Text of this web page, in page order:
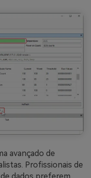
avançado de
Profissionais de
dados preferem